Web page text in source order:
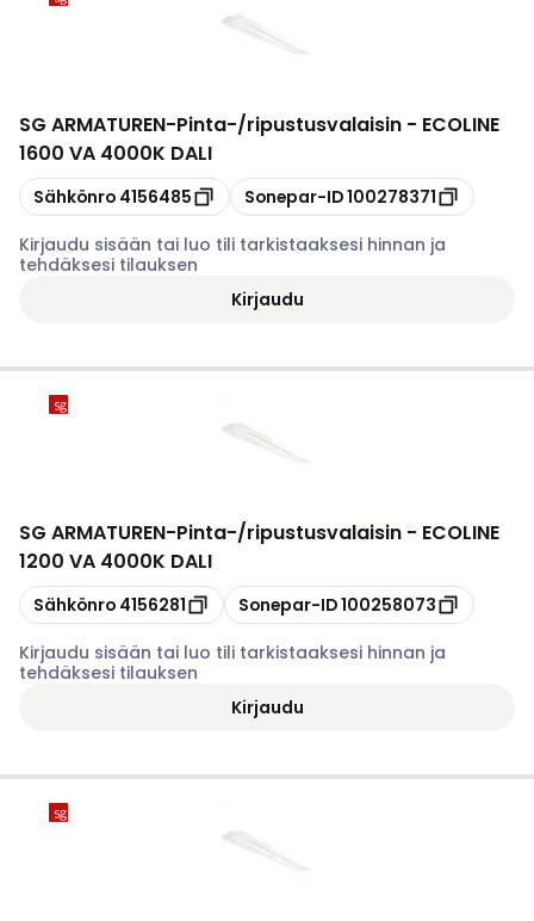
SG ARMATUREN-Pinta-/ripustusvalaisin - ECOLINE
1600 VA 4000K DALI
Kopioi
Sähkönro 4156485 Kopioi
Sonepar-ID100278371
Kirjaudu sisään tai luo tili tarkistaaksesi hinnan ja
tehdäksesi tilauksen
Kirjaudu
SG ARMATUREN-Pinta-/ripustusvalaisin - ECOLINE
1200 VA 4000K DALI
Kopioi
Sähkönro 4156281 Kopioi
Sonepar-ID100258073
Kirjaudu sisään tai luo tili tarkistaaksesi hinnan ja
tehdäksesi tilauksen
Kirjaudu